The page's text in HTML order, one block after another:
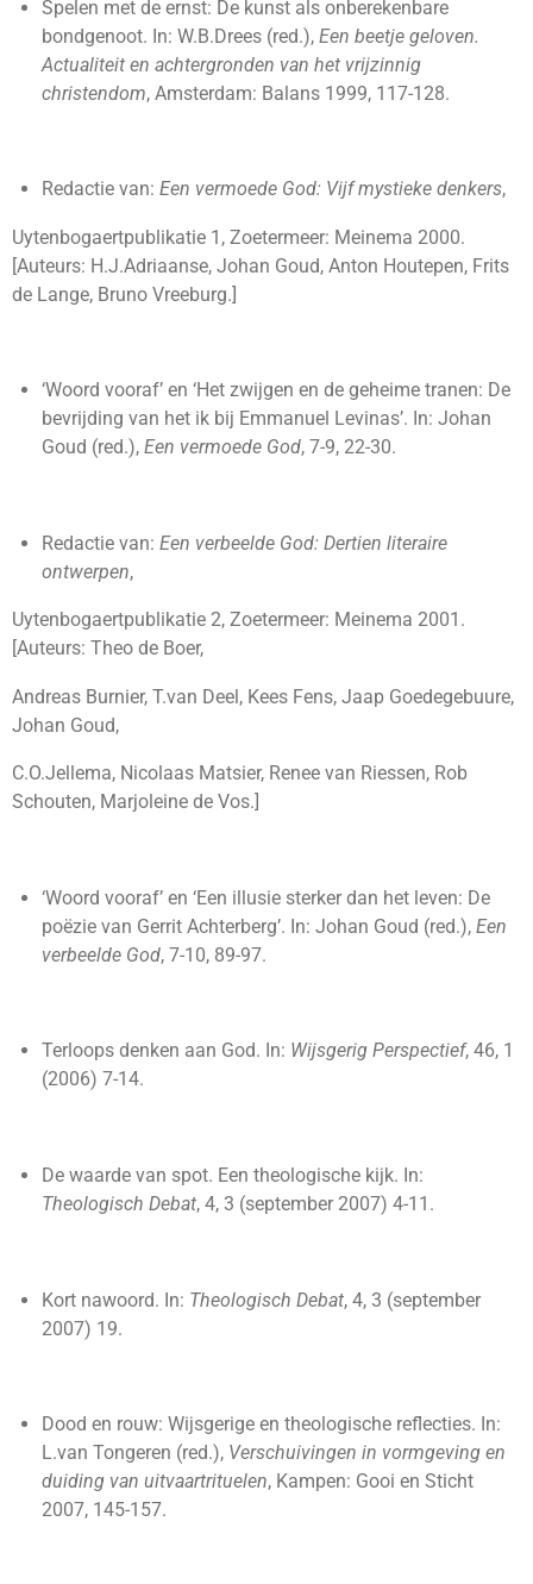
Spelen met de ernst: De kunst als onberekenbare
bondgenoot. In: W.B.Drees (red.), Een beetje geloven.
Actualiteit en achtergronden van het vrijzinnig
christendom, Amsterdam: Balans 1999, 117-128.
Redactie van: Een vermoede God: Vijf mystieke denkers,
Uytenbogaertpublikatie 1, Zoetermeer: Meinema 2000.
[Auteurs: H.J.Adriaanse, Johan Goud, Anton Houtepen, Frits
de Lange, Bruno Vreeburg.]
‘Woord vooraf’ en ‘Het zwijgen en de geheime tranen: De
bevrijding van het ik bij Emmanuel Levinas’. In: Johan
Goud (red.), Een vermoede God, 7-9, 22-30.
Redactie van: Een verbeelde God: Dertien literaire
ontwerpen,
Uytenbogaertpublikatie 2, Zoetermeer: Meinema 2001.
[Auteurs: Theo de Boer,
Andreas Burnier, T.van Deel, Kees Fens, Jaap Goedegebuure,
Johan Goud,
C.O.Jellema, Nicolaas Matsier, Renee van Riessen, Rob
Schouten, Marjoleine de Vos.]
‘Woord vooraf’ en ‘Een illusie sterker dan het leven: De
poëzie van Gerrit Achterberg’. In: Johan Goud (red.), Een
verbeelde God, 7-10, 89-97.
Terloops denken aan God. In: Wijsgerig Perspectief, 46, 1
(2006) 7-14.
De waarde van spot. Een theologische kijk. In:
Theologisch Debat, 4, 3 (september 2007) 4-11.
Kort nawoord. In: Theologisch Debat, 4, 3 (september
2007) 19.
Dood en rouw: Wijsgerige en theologische reflecties. In:
L.van Tongeren (red.), Verschuivingen in vormgeving en
duiding van uitvaartrituelen, Kampen: Gooi en Sticht
2007, 145-157.